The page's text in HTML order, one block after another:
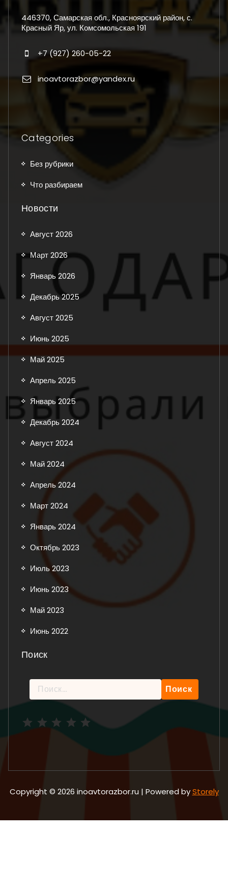
446370, Самарская обл., Красноярский район, с.
Красный Яр, ул. Комсомольская 191
+7 (927) 260-05-22
inoavtorazbor@yandex.ru
Categories
Без рубрики
Что разбираем
Новости
Август 2026
Март 2026
Январь 2026
Декабрь 2025
Август 2025
Июнь 2025
Май 2025
Апрель 2025
Январь 2025
Декабрь 2024
Август 2024
Май 2024
Апрель 2024
Март 2024
Январь 2024
Октябрь 2023
Июль 2023
Июнь 2023
Май 2023
Июнь 2022
Поиск
Найти:
Copyright © 2026 inoavtorazbor.ru | Powered byStorely